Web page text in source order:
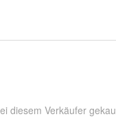
diesem Verkäufer